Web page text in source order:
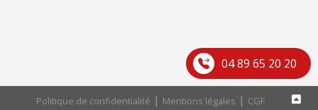
04 89 65 20 20
Politique de confidentialité | Mentions légales | CGF